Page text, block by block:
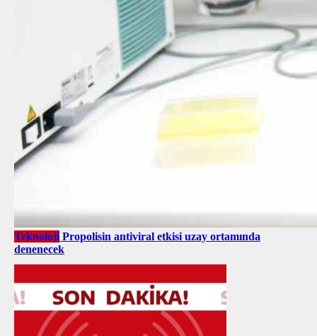
Teknoloji Propolisin antiviral etkisi uzay ortamında
denenecek